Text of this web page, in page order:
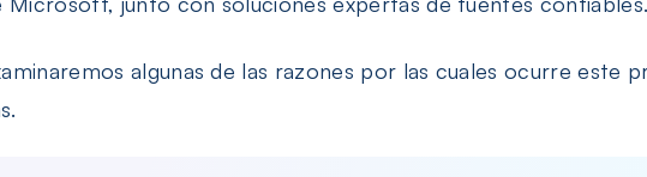
algunas de las razones por las cuales ocurre este